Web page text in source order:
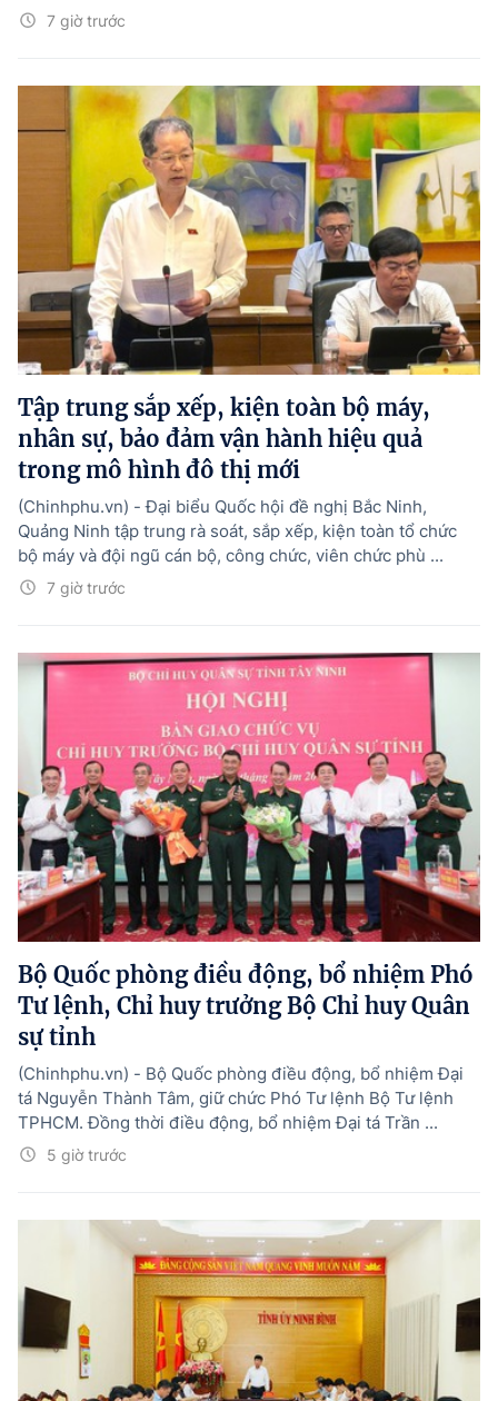
7 giờ trước
Tập trung sắp xếp, kiện toàn bộ máy,
nhân sự, bảo đảm vận hành hiệu quả
trong mô hình đô thị mới
7 giờ trước
(Chinhphu.vn) - Đại biểu Quốc hội đề nghị Bắc Ninh,
Quảng Ninh tập trung rà soát, sắp xếp, kiện toàn tổ chức
bộ máy và đội ngũ cán bộ, công chức, viên chức phù ...
Bộ Quốc phòng điều động, bổ nhiệm Phó
Tư lệnh, Chỉ huy trưởng Bộ Chỉ huy Quân
sự tỉnh
5 giờ trước
(Chinhphu.vn) - Bộ Quốc phòng điều động, bổ nhiệm Đại
tá Nguyễn Thành Tâm, giữ chức Phó Tư lệnh Bộ Tư lệnh
TPHCM. Đồng thời điều động, bổ nhiệm Đại tá Trần ...